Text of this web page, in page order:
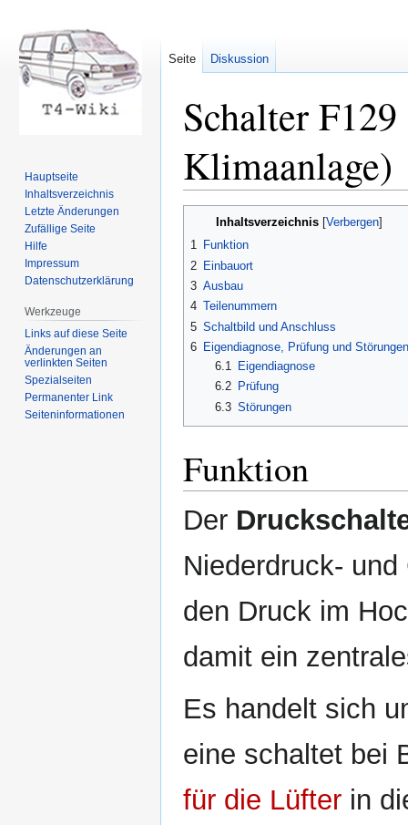
Schalter
Klimaanlage)
Inhaltsverzeichnis
1 Funktion
2 Einbauort
3 Ausbau
4 Teilenummern
5 Schaltbild und Anschluss
6 Eigendiagnose, Prüfung und Störungen
6.1
Eigendiagnose
6.2
Prüfung
6.3 Störungen
Funktion
Der
Niederdruck-
den Druck im
damit ein
Es handelt sich
eine schaltet bei
für die Lüfter in
Seite Diskussion
Hauptseite
Inhaltsverzeichnis
Letzte Änderungen
Zufällige Seite
Hilfe
Impressum
Datenschutzerklärung
Werkzeuge
Links auf diese Seite
Änderungen an
verlinkten Seiten
Spezialseiten
Permanenter Link
Seiten­informationen